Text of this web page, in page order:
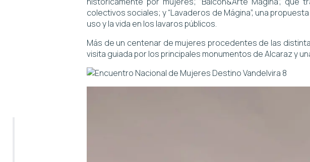
colectivos sociales; y “Lavaderos de Mágina”, una
uso y la vida en los lavaros públicos.
Más de un centenar de mujeres procedentes de las
visita guiada por los principales monumentos de Alcaraz y